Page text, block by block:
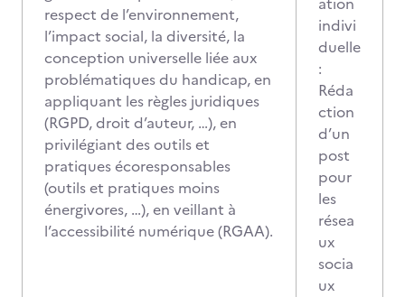
respect de l’environnement,
l’impact social, la diversité, la
conception universelle liée aux
problématiques du handicap, en
appliquant les règles juridiques
(RGPD, droit d’auteur, …), en
privilégiant des outils et
pratiques écoresponsables
(outils et pratiques moins
énergivores, …), en veillant à
l’accessibilité numérique (RGAA).
indivi
duelle
:
Réda
ction
d’un
post
pour
les
résea
ux
socia
ux